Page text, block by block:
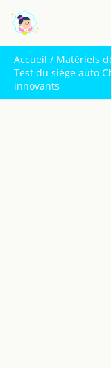
contenu
Accueil
Matériels
Test du siège auto
innovants
e
c
h
e